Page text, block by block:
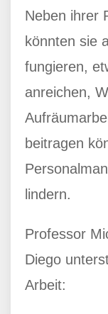
Neben ihrer
könnten sie
fungieren,
anreichen,
beitragen
lindern.
Professor
Diego
Arbeit: